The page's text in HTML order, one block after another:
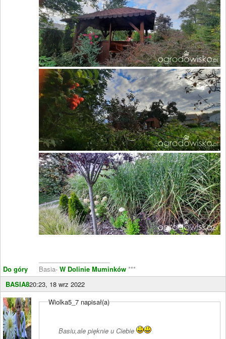
Do góry
Basia- W Dolinie Muminków ***
BASIA820:23, 18 wrz 2022
Wiolka5_7 napisał(a)
Basiu,ale pięknie u Ciebie